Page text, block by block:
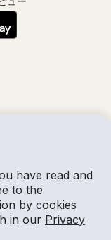
have read and
to the
by cookies
in our Privacy
ー規約
$1,313 /時間